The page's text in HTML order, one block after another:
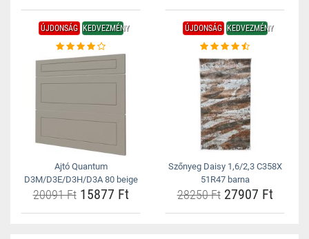
ÚJDONSÁG KEDVEZMÉNY
Ajtó Quantum
D3M/D3E/D3H/D3A 80 beige
20091 Ft15877 Ft
ÚJDONSÁG KEDVEZMÉNY
Szőnyeg Daisy 1,6/2,3 C358X
51R47 barna
28250 Ft27907 Ft